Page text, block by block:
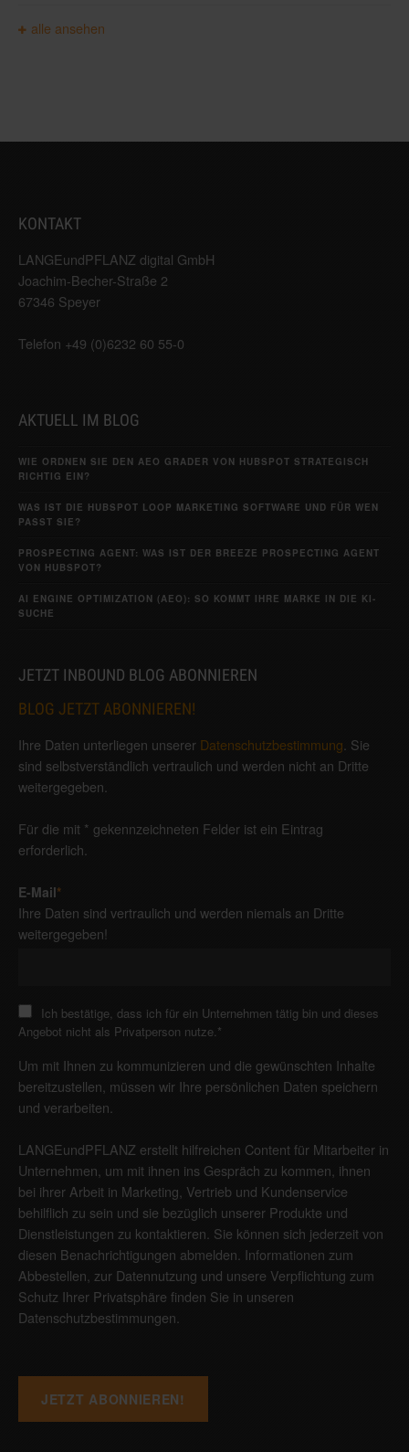
alle ansehen
KONTAKT
LANGEundPFLANZ digital GmbH
Joachim-Becher-Straße 2
67346 Speyer
Telefon +49 (0)6232 60 55-0
AKTUELL IM BLOG
WIE ORDNEN SIE DEN AEO GRADER VON HUBSPOT STRATEGISCH
RICHTIG EIN?
WAS IST DIE HUBSPOT LOOP MARKETING SOFTWARE UND FÜR WEN
PASST SIE?
PROSPECTING AGENT: WAS IST DER BREEZE PROSPECTING AGENT
VON HUBSPOT?
AI ENGINE OPTIMIZATION (AEO): SO KOMMT IHRE MARKE IN DIE KI-
SUCHE
JETZT INBOUND BLOG ABONNIEREN
BLOG JETZT ABONNIEREN!
Ihre Daten unterliegen unserer Datenschutzbestimmung. Sie
sind selbstverständlich vertraulich und werden nicht an Dritte
weitergegeben.
Für die mit * gekennzeichneten Felder ist ein Eintrag
erforderlich.
E-Mail*
Ihre Daten sind vertraulich und werden niemals an Dritte
weitergegeben!
Ich bestätige, dass ich für ein Unternehmen tätig bin und dieses
Angebot nicht als Privatperson nutze.*
Um mit Ihnen zu kommunizieren und die gewünschten Inhalte
bereitzustellen, müssen wir Ihre persönlichen Daten speichern
und verarbeiten.
LANGEundPFLANZ erstellt hilfreichen Content für Mitarbeiter in
Unternehmen, um mit ihnen ins Gespräch zu kommen, ihnen
bei ihrer Arbeit in Marketing, Vertrieb und Kundenservice
behilflich zu sein und sie bezüglich unserer Produkte und
Dienstleistungen zu kontaktieren. Sie können sich jederzeit von
diesen Benachrichtigungen abmelden. Informationen zum
Abbestellen, zur Datennutzung und unsere Verpflichtung zum
Schutz Ihrer Privatsphäre finden Sie in unseren
Datenschutzbestimmungen.